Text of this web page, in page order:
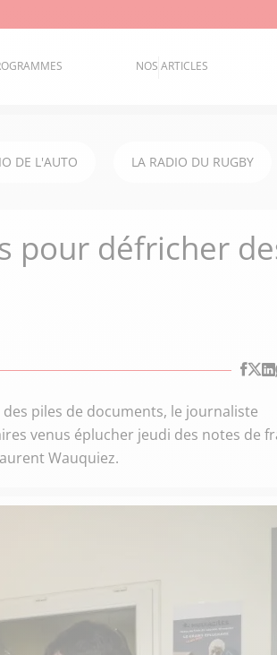
NOS ARTICLES
DE L'AUTO LA RADIO DU RUGBY
pour défricher
piles de documents, le journaliste
venus éplucher jeudi des notes de
Wauquiez.